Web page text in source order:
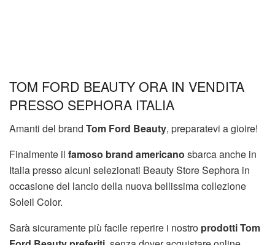
TOM FORD BEAUTY ORA IN VENDITA
PRESSO SEPHORA ITALIA
Amanti del brand Tom Ford Beauty, preparatevi a gioire!
Finalmente il famoso brand americano sbarca anche in
Italia presso alcuni selezionati Beauty Store Sephora in
occasione del lancio della nuova bellissima collezione
Soleil Color.
Sarà sicuramente più facile reperire i nostro prodotti Tom